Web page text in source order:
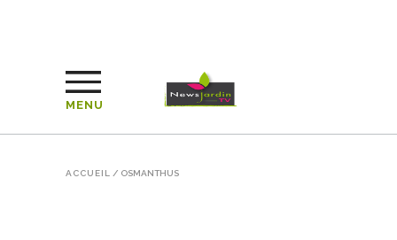
MENU
ACCUEIL / OSMANTHUS